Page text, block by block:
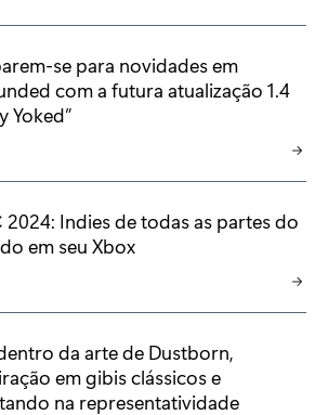
se para novidades em
com a futura atualização 1.4
Yoked”
2024: Indies de todas as partes do
em seu Xbox
da arte de Dustborn,
em gibis clássicos e
na representatividade